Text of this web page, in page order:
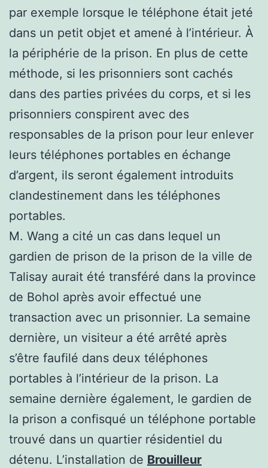
par exemple lorsque le téléphone était jeté
dans un petit objet et amené à l’intérieur. À
la périphérie de la prison. En plus de cette
méthode, si les prisonniers sont cachés
dans des parties privées du corps, et si les
prisonniers conspirent avec des
responsables de la prison pour leur enlever
leurs téléphones portables en échange
d’argent, ils seront également introduits
clandestinement dans les téléphones
portables.
M. Wang a cité un cas dans lequel un
gardien de prison de la prison de la ville de
Talisay aurait été transféré dans la province
de Bohol après avoir effectué une
transaction avec un prisonnier. La semaine
dernière, un visiteur a été arrêté après
s’être faufilé dans deux téléphones
portables à l’intérieur de la prison. La
semaine dernière également, le gardien de
la prison a confisqué un téléphone portable
trouvé dans un quartier résidentiel du
détenu. L’installation de Brouilleur